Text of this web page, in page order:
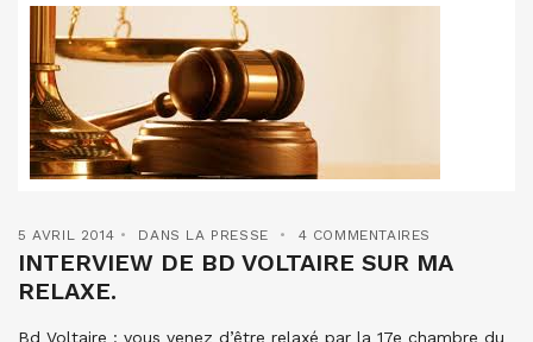
5 AVRIL 2014 DANS LA PRESSE 4 COMMENTAIRES
INTERVIEW DE BD VOLTAIRE SUR MA
RELAXE.
Bd Voltaire : vous venez d’être relaxé par la 17e chambre du